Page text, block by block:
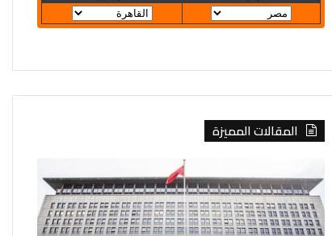
المقالات المميزة
تفرض
إجراءات
مضادة
على
4
سفن